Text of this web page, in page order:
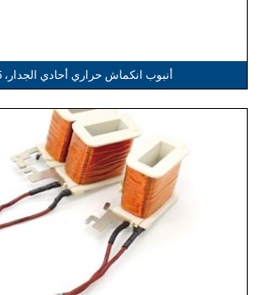
أنبوب انكماش حراري أحادي الجدار، RSFR-105